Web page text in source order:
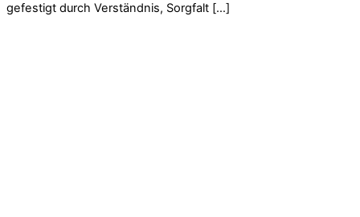
gefestigt durch Verständnis, Sorgfalt […]